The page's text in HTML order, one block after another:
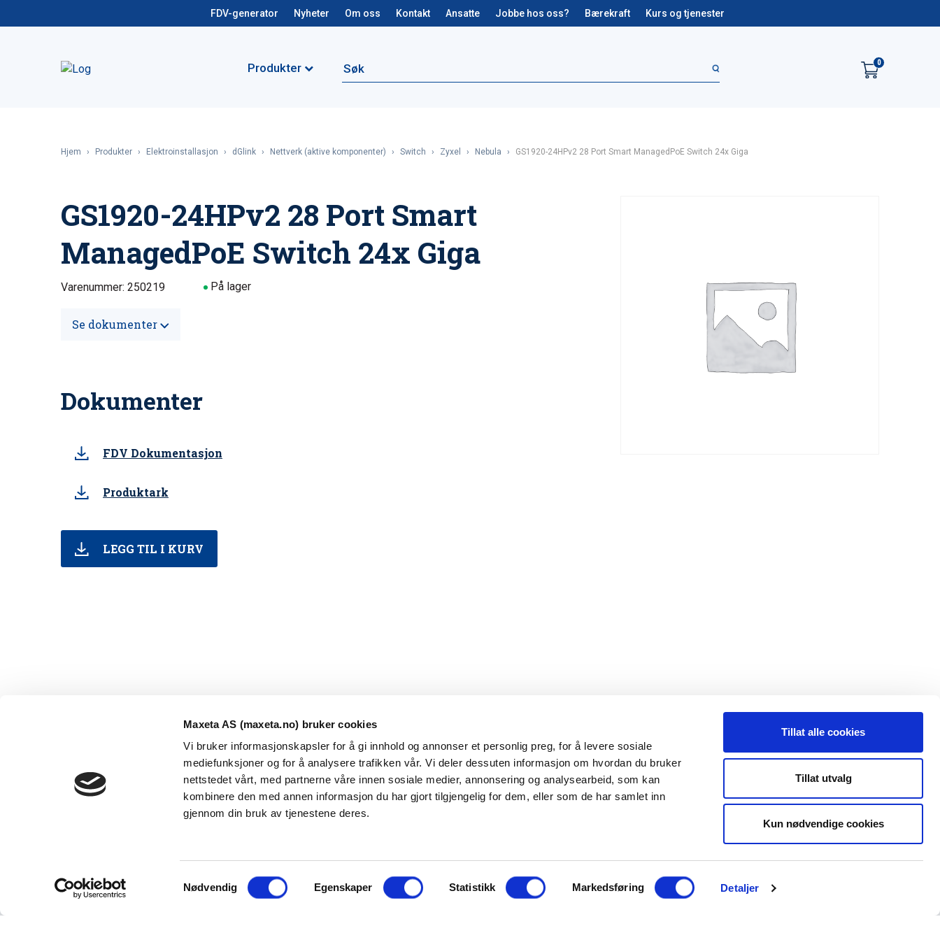
Maxeta AS (maxeta.no) bruker cookies
Vi bruker informasjonskapsler for å gi innhold og annonser et personlig preg, for å levere sosiale
mediefunksjoner og for å analysere trafikken vår. Vi deler dessuten informasjon om hvordan du bruker
nettstedet vårt, med partnerne våre innen sosiale medier, annonsering og analysearbeid, som kan
kombinere den med annen informasjon du har gjort tilgjengelig for dem, eller som de har samlet inn
gjennom din bruk av tjenestene deres.
Nødvendig Egenskaper Statistikk Markedsføring Detaljer
Tillat alle cookies
Tillat utvalg
Kun nødvendige cookies
FDV-generator Nyheter Om oss Kontakt Ansatte Jobbe hos oss? Bærekraft Kurs og tjenester
Produkter 0
Hjem › Produkter › Elektroinstallasjon › dGlink › Nettverk (aktive komponenter) › Switch › Zyxel › Nebula › GS1920-24HPv2 28 Port Smart ManagedPoE Switch 24x Giga
GS1920-24HPv2 28 Port Smart
ManagedPoE Switch 24x Giga
Varenummer: 250219 På lager
Se dokumenter
Dokumenter
FDV Dokumentasjon
Produktark
LEGG TIL I KURV
Maxeta AS har forsynt Norge med elektro-tekniske
© 2026 Maxeta AS. Alle rettigheter reservert.
Hovedkontor
Maxeta AS
Man - fre 0800 - 1600
Kontakt oss
Telefon:+47 35 91 40 00
Leveranseområder
Elektroinstallasjon
Elforsyning